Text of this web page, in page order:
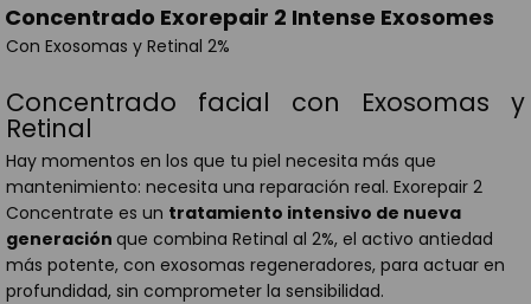
Concentrado Exorepair 2 Intense Exosomes
Con Exosomas y Retinal 2%
Concentrado facial con Exosomas y
Retinal
Hay momentos en los que tu piel necesita más que
mantenimiento: necesita una reparación real. Exorepair 2
Concentrate es un tratamiento intensivo de nueva
generación que combina Retinal al 2%, el activo antiedad
más potente, con exosomas regeneradores, para actuar en
profundidad, sin comprometer la sensibilidad.